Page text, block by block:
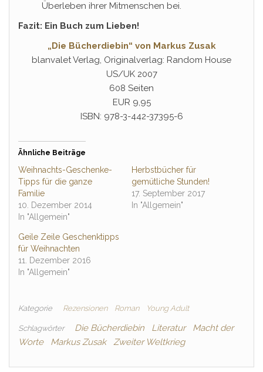
Überleben ihrer Mitmenschen bei.
Fazit: Ein Buch zum Lieben!
„Die Bücherdiebin“ von Markus Zusak
blanvalet Verlag, Originalverlag: Random House
US/UK 2007
608 Seiten
EUR 9,95
ISBN: 978-3-442-37395-6
Ähnliche Beiträge
Weihnachts-Geschenke-
Tipps für die ganze
Familie
10. Dezember 2014
In "Allgemein"
Herbstbücher für
gemütliche Stunden!
17. September 2017
In "Allgemein"
Geile Zeile Geschenktipps
für Weihnachten
11. Dezember 2016
In "Allgemein"
Kategorie Rezensionen Roman Young Adult
Schlagwörter Die Bücherdiebin Literatur
Macht der
Worte
Markus Zusak Zweiter Weltkrieg